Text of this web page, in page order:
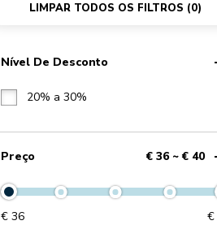
LIMPAR TODOS OS FILTROS (0)
Nível De Desconto
20% a 30%
Preço € 36 ~ € 40
€ 36 €